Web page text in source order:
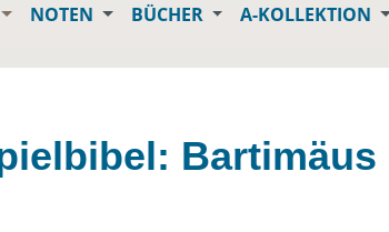
NOTEN BÜCHER A-KOLLEKTION
Bartimäus